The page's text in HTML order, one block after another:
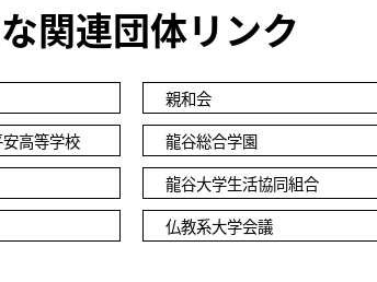
関連団体リンク
親和会
高等学校
龍谷総合学園
龍谷大学生活協同組合
仏教系大学会議